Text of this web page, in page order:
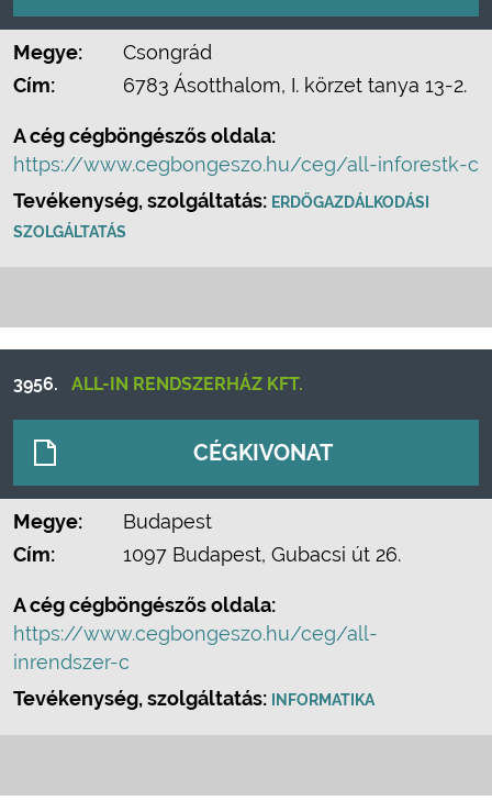
Megye:
Csongrád
Cím:
6783 Ásotthalom, I. körzet tanya 13-2.
A cég cégböngészős oldala:
https://www.cegbongeszo.hu/ceg/all-inforestk-c
Tevékenység, szolgáltatás: ERDŐGAZDÁLKODÁSI
SZOLGÁLTATÁS
3956. ALL-IN RENDSZERHÁZ KFT.
CÉGKIVONAT
Megye:
Budapest
Cím:
1097 Budapest, Gubacsi út 26.
A cég cégböngészős oldala:
https://www.cegbongeszo.hu/ceg/all-
inrendszer-c
Tevékenység, szolgáltatás:
INFORMATIKA